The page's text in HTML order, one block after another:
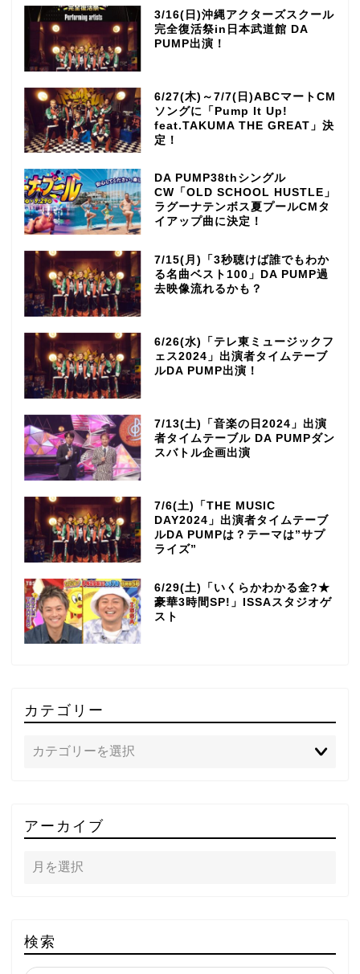
3/16(日)沖縄アクターズスクール
完全復活祭in日本武道館 DA
PUMP出演！
6/27(木)～7/7(日)ABCマートCM
ソングに「Pump It Up!
feat.TAKUMA THE GREAT」決
定！
DA PUMP38thシングル
CW「OLD SCHOOL HUSTLE」
ラグーナテンボス夏プールCMタ
イアップ曲に決定！
7/15(月)「3秒聴けば誰でもわか
る名曲ベスト100」DA PUMP過
去映像流れるかも？
6/26(水)「テレ東ミュージックフ
ェス2024」出演者タイムテーブ
ルDA PUMP出演！
7/13(土)「音楽の日2024」出演
者タイムテーブル DA PUMPダン
スバトル企画出演
7/6(土)「THE MUSIC
DAY2024」出演者タイムテーブ
ルDA PUMPは？テーマは”サプ
ライズ”
6/29(土)「いくらかわかる金?★
豪華3時間SP!」ISSAスタジオゲ
スト
カテゴリー
アーカイブ
検索
～DA PUMP YORIの晴れ
ばれラジオ～